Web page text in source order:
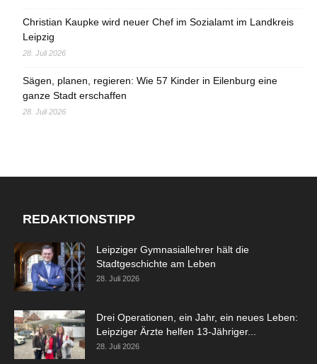
Christian Kaupke wird neuer Chef im Sozialamt im Landkreis
Leipzig
28. Juli 2026
Sägen, planen, regieren: Wie 57 Kinder in Eilenburg eine
ganze Stadt erschaffen
28. Juli 2026
REDAKTIONSTIPP
Leipziger Gymnasiallehrer hält die
Stadtgeschichte am Leben
28. Juli 2026
Drei Operationen, ein Jahr, ein neues Leben:
Leipziger Ärzte helfen 13-Jähriger...
28. Juli 2026